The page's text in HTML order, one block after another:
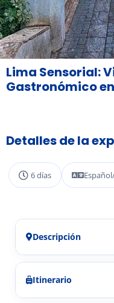
Lima Sensorial:
Gastronómico
Detalles de la
6 días
Descripción
Itinerario